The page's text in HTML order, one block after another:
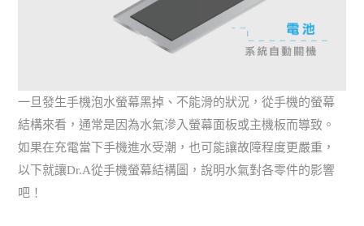
一旦發生手機泡水螢幕黑掉、不能滑的狀況，從手機的螢幕
結構來看，通常是因為水氣滲入螢幕面板或主機板而導致。
如果在充電當下手機進水受潮，也可能讓故障程度更嚴重，
以下就讓Dr.A從手機螢幕結構圖，說明水氣對各零件的影響
吧！